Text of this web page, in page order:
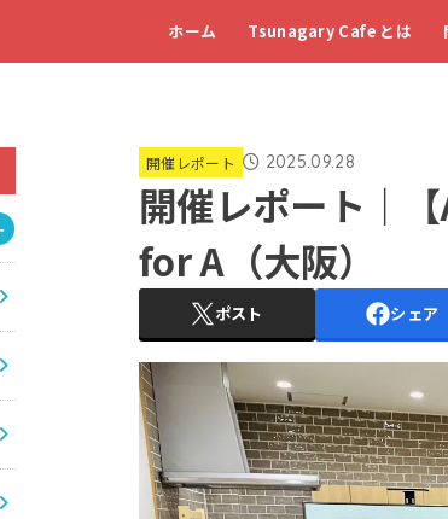
ホーム Tsunagary Cafe とは
開催レポート 2025.09.28
開催レポート｜
for A（大阪）
ポスト シェア